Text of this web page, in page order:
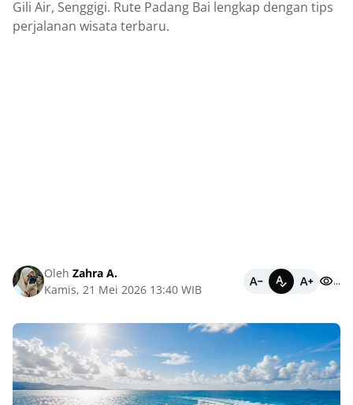
Gili Air, Senggigi. Rute Padang Bai lengkap dengan tips
perjalanan wisata terbaru.
Oleh Zahra A.
Kamis, 21 Mei 2026 13:40 WIB
...